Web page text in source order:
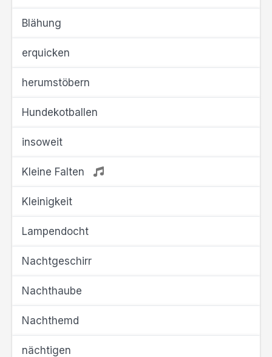
Blähung
erquicken
herumstöbern
Hundekotballen
insoweit
Kleine Falten
Kleinigkeit
Lampendocht
Nachtgeschirr
Nachthaube
Nachthemd
nächtigen